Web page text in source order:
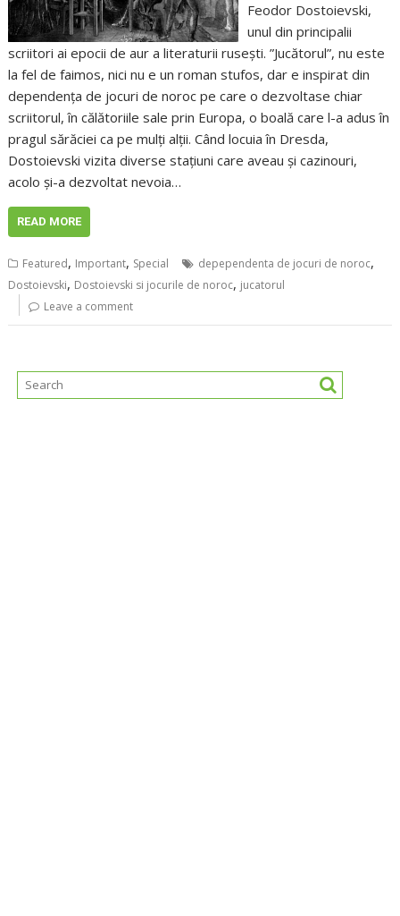
Feodor Dostoievski,
unul din principalii
scriitori ai epocii de aur a literaturii rusești. ”Jucătorul”, nu este
la fel de faimos, nici nu e un roman stufos, dar e inspirat din
dependența de jocuri de noroc pe care o dezvoltase chiar
scriitorul, în călătoriile sale prin Europa, o boală care l-a adus în
pragul sărăciei ca pe mulți alții. Când locuia în Dresda,
Dostoievski vizita diverse stațiuni care aveau și cazinouri,
acolo și-a dezvoltat nevoia…
READ MORE
Featured, Important, Special depependenta de jocuri de noroc,
Dostoievski, Dostoievski si jocurile de noroc, jucatorul
Leave a comment